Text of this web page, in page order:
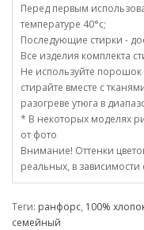
Перед первым
температуре 40°c;
Последующие стирки -
Все изделия комплекта
Не используйте
стирайте вместе с
разогреве утюга в
* В некоторых моделях
от фото
Внимание! Оттенки
реальных, в
Теги: ранфорс, 100%
семейный